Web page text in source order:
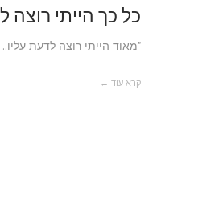
כל כך הייתי
"מאוד הייתי רוצה לדעת
קרא עוד ←